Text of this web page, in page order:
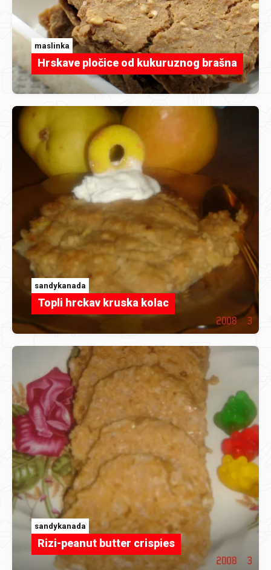
maslinka
Hrskave pločice od kukuruznog brašna
sandykanada
Topli hrckav kruska kolac
sandykanada
Rizi-peanut butter crispies